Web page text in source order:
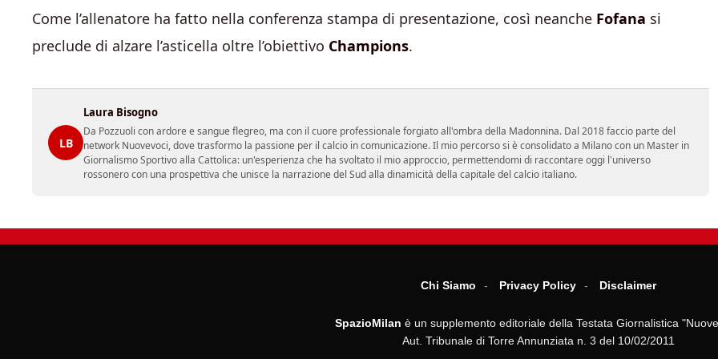
Come l’allenatore ha fatto nella conferenza stampa di presentazione, così neanche Fofana si
preclude di alzare l’asticella oltre l’obiettivo Champions.
LB
Laura Bisogno
Da Pozzuoli con ardore e sangue flegreo, ma con il cuore professionale forgiato all'ombra della Madonnina. Dal 2018 faccio parte del
network Nuovevoci, dove trasformo la passione per il calcio in comunicazione. Il mio percorso si è consolidato a Milano con un Master in
Giornalismo Sportivo alla Cattolica: un'esperienza che ha svoltato il mio approccio, permettendomi di raccontare oggi l'universo
rossonero con una prospettiva che unisce la narrazione del Sud alla dinamicità della capitale del calcio italiano.
Chi Siamo Privacy Policy Disclaimer
SpazioMilan è un supplemento editoriale della Testata Giornalistica
Aut. Tribunale di Torre Annunziata n. 3 del 10/02/2011